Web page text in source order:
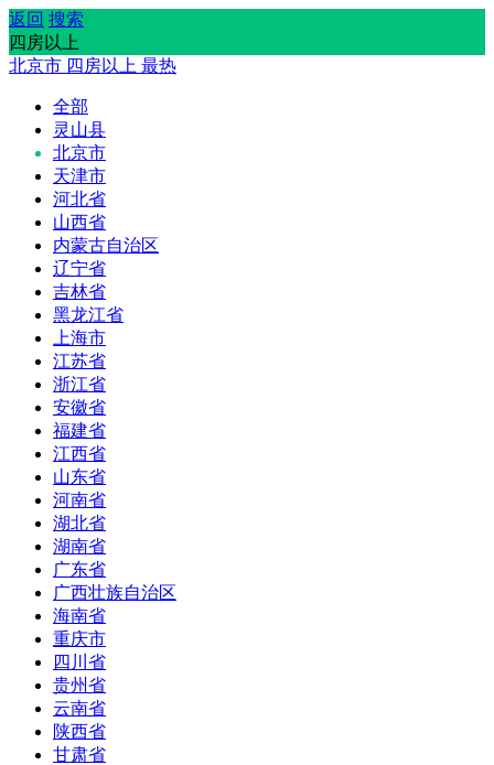
返回 搜索
四房以上
北京市 四房以上 最热
全部
灵山县
北京市
天津市
河北省
山西省
内蒙古自治区
辽宁省
吉林省
黑龙江省
上海市
江苏省
浙江省
安徽省
福建省
江西省
山东省
河南省
湖北省
湖南省
广东省
广西壮族自治区
海南省
重庆市
四川省
贵州省
云南省
陕西省
甘肃省